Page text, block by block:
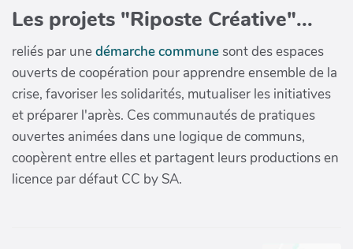
Les projets "Riposte Créative"...
reliés par unedémarche communesont des espaces
ouverts de coopération pour apprendre ensemble de la
crise, favoriser les solidarités, mutualiser les initiatives
et préparer l'après. Ces communautés de pratiques
ouvertes animées dans une logique de communs,
coopèrent entre elles et partagent leurs productions en
licence par défaut CC by SA.